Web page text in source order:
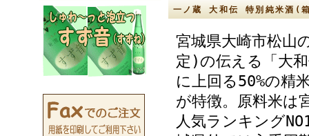
一ノ蔵 大和伝 特別純米酒
宮城県大崎市松山
定)の伝える「大
に上回る50%の精
が特徴。原料米は
人気ランキング